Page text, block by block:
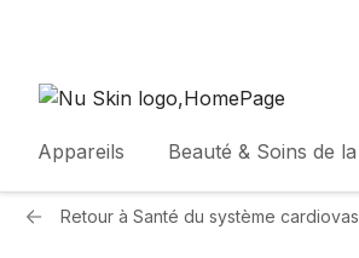
Appareils Beauté & Soins de
Retour à Santé du système